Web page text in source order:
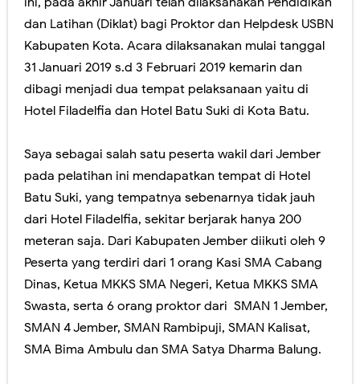
dan Latihan (Diklat) bagi Proktor dan Helpdesk USBN
Kabupaten Kota. Acara dilaksanakan mulai tanggal
31 Januari 2019 s.d 3 Februari 2019 kemarin dan
dibagi menjadi dua tempat pelaksanaan yaitu di
Hotel Filadelfia dan Hotel Batu Suki di Kota Batu.
Saya sebagai salah satu peserta wakil dari Jember
pada pelatihan ini mendapatkan tempat di Hotel
Batu Suki, yang tempatnya sebenarnya tidak jauh
dari Hotel Filadelfia, sekitar berjarak hanya 200
meteran saja. Dari Kabupaten Jember diikuti oleh 9
Peserta yang terdiri dari 1 orang Kasi SMA Cabang
Dinas, Ketua MKKS SMA Negeri, Ketua MKKS SMA
Swasta, serta 6 orang proktor dari SMAN 1 Jember,
SMAN 4 Jember, SMAN Rambipuji, SMAN Kalisat,
SMA Bima Ambulu dan SMA Satya Dharma Balung.